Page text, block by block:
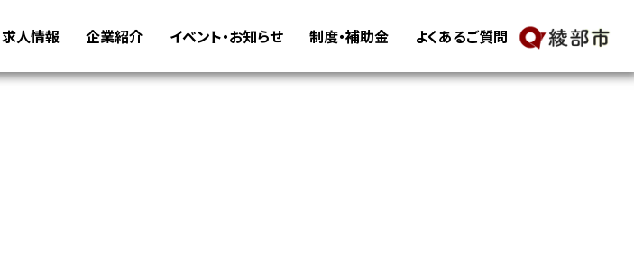
求人情報 企業紹介 イベント・お知らせ 制度・補助金 よくあるご質問